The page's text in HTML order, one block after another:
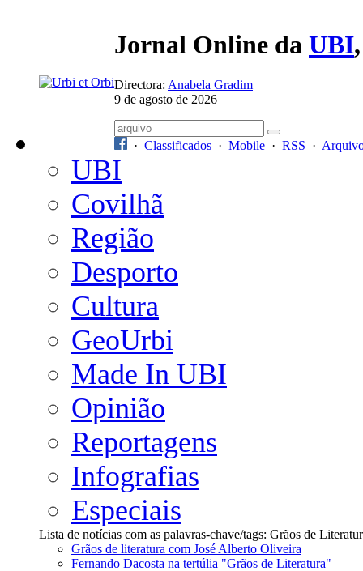
Jornal Online da UBI
Directora: Anabela Gradim
9 de agosto de 2026
· Classificados · Mobile · RSS ·
UBI
Covilhã
Região
Desporto
Cultura
GeoUrbi
Made In UBI
Opinião
Reportagens
Infografias
Especiais
Lista de notícias com as palavras-chave/tags: Grãos de
Grãos de literatura com José Alberto Oliveira
Fernando Dacosta na tertúlia "Grãos de Literatura"